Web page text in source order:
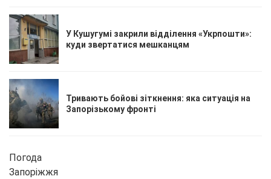
У Кушугумі закрили відділення «Укрпошти»:
куди звертатися мешканцям
Тривають бойові зіткнення: яка ситуація на
Запорізькому фронті
Погода
Запоріжжя